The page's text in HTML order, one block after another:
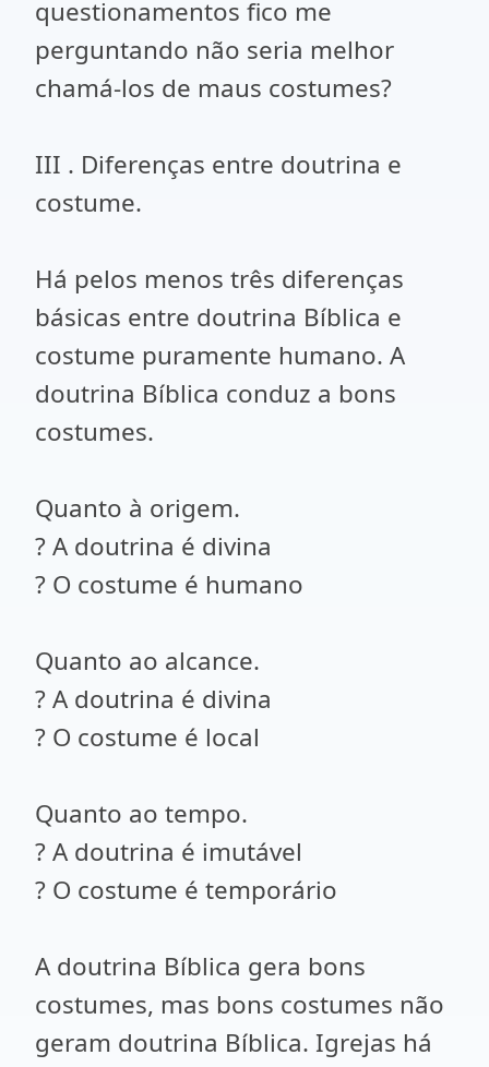
questionamentos fico me
perguntando não seria melhor
chamá-los de maus costumes?
III . Diferenças entre doutrina e
costume.
Há pelos menos três diferenças
básicas entre doutrina Bíblica e
costume puramente humano. A
doutrina Bíblica conduz a bons
costumes.
Quanto à origem.
? A doutrina é divina
? O costume é humano
Quanto ao alcance.
? A doutrina é divina
? O costume é local
Quanto ao tempo.
? A doutrina é imutável
? O costume é temporário
A doutrina Bíblica gera bons
costumes, mas bons costumes não
geram doutrina Bíblica. Igrejas há